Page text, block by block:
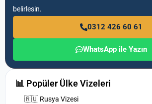
belirlesin.
0312 426 60 61
WhatsApp ile Yazın
📊 Popüler Ülke Vizeleri
🇷🇺 Rusya Vizesi